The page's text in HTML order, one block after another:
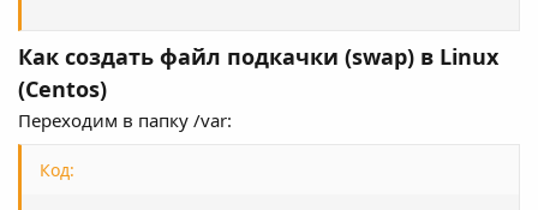
Как создать файл подкачки (swap) в Linux
(Centos)
Переходим в папку /var:
Код: